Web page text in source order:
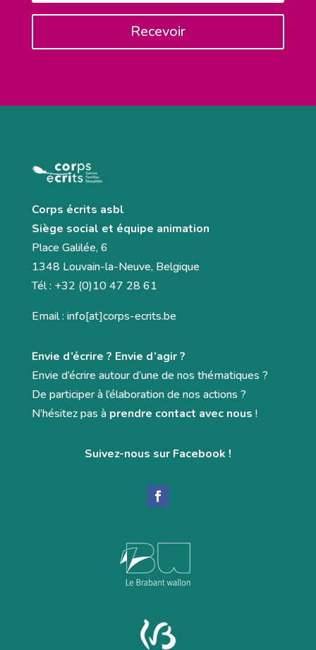
Recevoir
Corps écrits asbl
Siège social et équipe animation
Place Galilée, 6
1348 Louvain-la-Neuve, Belgique
Tél : +32 (0)10 47 28 61
Email : info[at]corps-ecrits.be
Envie d’écrire ? Envie d’agir ?
Envie d’écrire autour d’une de nos thématiques ?
De participer à l’élaboration de nos actions ?
N’hésitez pas à prendre contact avec nous !
Suivez-nous sur Facebook !